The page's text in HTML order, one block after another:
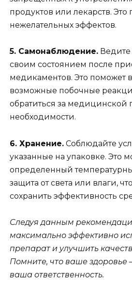
продуктов или лекарств. Это
нежелательных эффектов.
5. Самонаблюдение.
своим состоянием после
медикаментов. Это поможет
возможные побочные
обратиться за медицинской
необходимости.
6. Хранение. Соблюдайте
указанные на упаковке. Это
определенный
защита от света или влаги,
сохранить эффективность
Следуя данным
максимально эффективно
препарат и улучшить
Помните, что ваше здоровье
ваша ответственность.